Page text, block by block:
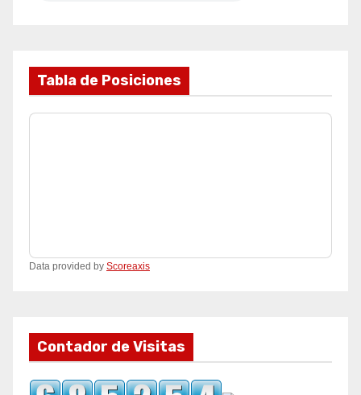
Tabla de Posiciones
Data provided by Scoreaxis
Contador de Visitas